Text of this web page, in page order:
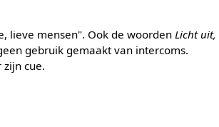
lieve mensen". Ook de woorden Licht uit,
gebruik gemaakt van intercoms.
cue.